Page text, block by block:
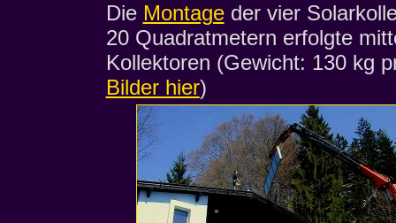
Die Montageder vier
20 Quadratmetern erfolgte
Kollektoren (Gewicht: 130 kg
Bilder hier)